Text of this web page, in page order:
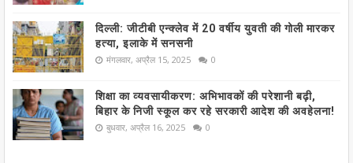
दिल्ली: जीटीबी एन्क्लेव में 20 वर्षीय युवती की गोली मारकर
हत्या, इलाके में सनसनी
मंगलवार, अप्रैल 15, 2025 0
शिक्षा का व्यवसायीकरण: अभिभावकों की परेशानी बढ़ी,
बिहार के निजी स्कूल कर रहे सरकारी आदेश की अवहेलना!
बुधवार, अप्रैल 16, 2025 0